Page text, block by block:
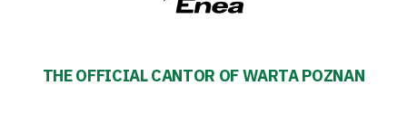
THE OFFICIAL CANTOR OF WARTA POZNAN